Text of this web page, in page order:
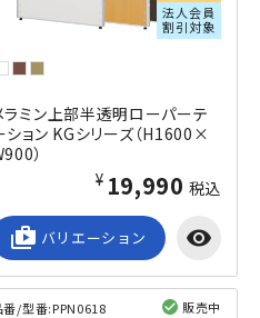
法人会員
割引対象
ラミン上部半透明ローパーテ
ション KGシリーズ（H1600×
）
¥19,990 税込
shop_2 バリエーション visibility
番/型番:PPN0618
販売中